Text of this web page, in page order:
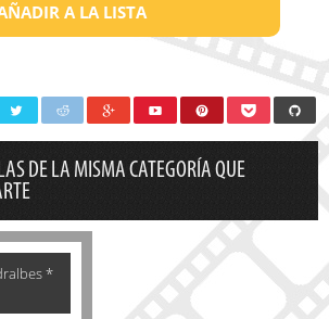
A LA LISTA
DE LA MISMA CATEGORÍA QUE
*